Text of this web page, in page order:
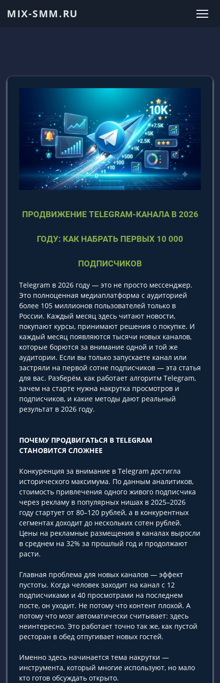
MIX-SMM.RU
ПРОДВИЖЕНИЕ TELEGRAM-КАНАЛА В 2026
ГОДУ: КАК НАБРАТЬ ПЕРВЫХ 10 000
ПОДПИСЧИКОВ
Telegram в 2026 году — это не просто мессенджер.
Это полноценная медиаплатформа с аудиторией
более 105 миллионов пользователей только в
России. Каждый месяц здесь читают новости,
покупают курсы, принимают решения о покупке. И
каждый месяц появляются тысячи новых каналов,
которые борются за внимание одной и той же
аудитории. Если вы только запускаете канал или
застряли на первой сотне подписчиков — эта статья
для вас. Разберём, как работает алгоритм Telegram,
зачем на старте нужна накрутка просмотров и
подписчиков, и какие методы дают реальный
результат в 2026 году.
ПОЧЕМУ ПРОДВИГАТЬСЯ В TELEGRAM
СТАНОВИТСЯ СЛОЖНЕЕ
Конкуренция за внимание в Telegram достигла
исторического максимума. По данным аналитиков,
стоимость привлечения одного живого подписчика
через рекламу в популярных нишах в 2025–2026
году стартует от 80–120 рублей, а в конкурентных
сегментах доходит до нескольких сотен рублей.
Цены на рекламные размещения в каналах выросли
в среднем на 32% за прошлый год и продолжают
расти.
Главная проблема для новых каналов — эффект
пустоты. Когда человек заходит на канал с 12
подписчиками и 40 просмотрами на последнем
посте, он уходит. Не потому что контент плохой. А
потому что мозг автоматически считывает: здесь
неинтересно. Это работает точно так же, как пустой
ресторан в обед отпугивает новых гостей.
Именно здесь начинается тема накрутки —
инструмента, который многие используют, но мало
кто готов обсуждать открыто.